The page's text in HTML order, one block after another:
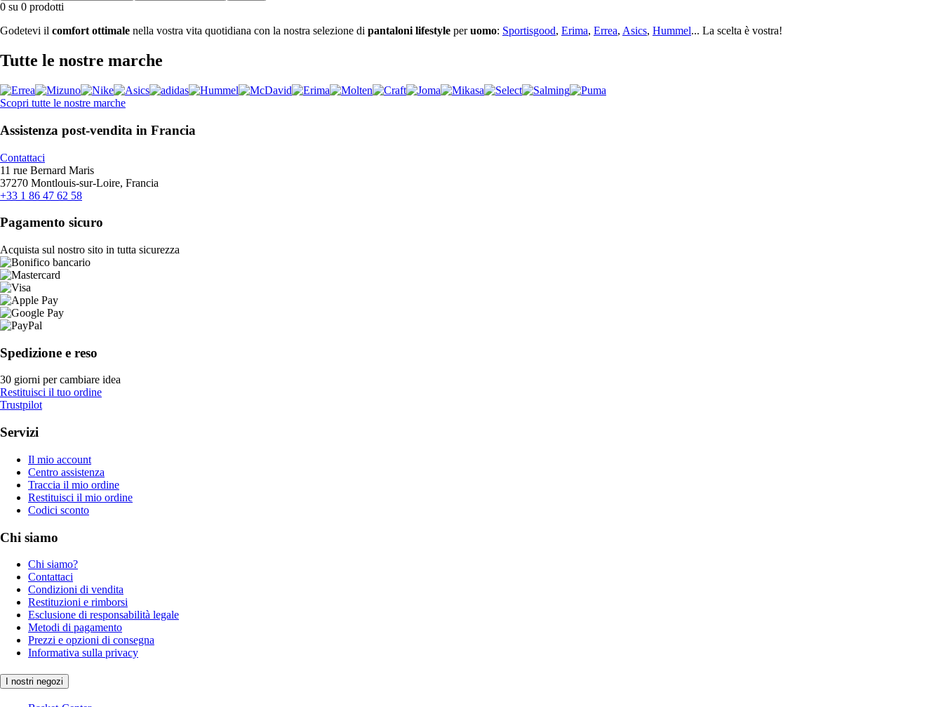
0 su 0 prodotti
Godetevi il comfort ottimale nella vostra vita quotidiana con la nostra selezione di pantaloni lifestyle peruomo: Sportisgood, Erima, Errea, Asics, Hummel... La scelta è vostra!
Tutte le nostre marche
Scopri tutte le nostre marche
Assistenza post-vendita in Francia
Contattaci
11 rue Bernard Maris
37270 Montlouis-sur-Loire, Francia
+33 1 86 47 62 58
Pagamento sicuro
Acquista sul nostro sito in tutta sicurezza
Spedizione e reso
30 giorni per cambiare idea
Restituisci il tuo ordine
Trustpilot
Servizi
Il mio account
Centro assistenza
Traccia il mio ordine
Restituisci il mio ordine
Codici sconto
Chi siamo
Chi siamo?
Contattaci
Condizioni di vendita
Restituzioni e rimborsi
Esclusione di responsabilità legale
Metodi di pagamento
Prezzi e opzioni di consegna
Informativa sulla privacy
I nostri negozi